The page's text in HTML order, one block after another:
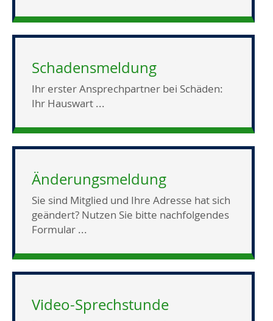
Schadensmeldung
Ihr erster Ansprechpartner bei Schäden:
Ihr Hauswart ...
Änderungsmeldung
Sie sind Mitglied und Ihre Adresse hat sich
geändert? Nutzen Sie bitte nachfolgendes
Formular ...
Video-Sprechstunde